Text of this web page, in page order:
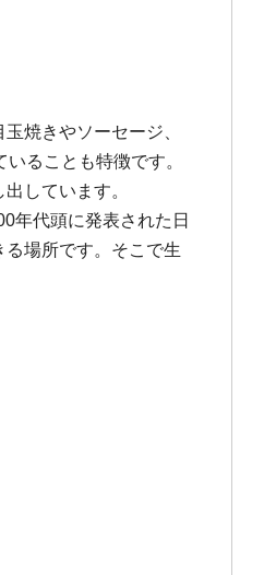
焼きやソーセージ、
ることも特徴です。
しています。
年代頭に発表された日
場所です。そこで生